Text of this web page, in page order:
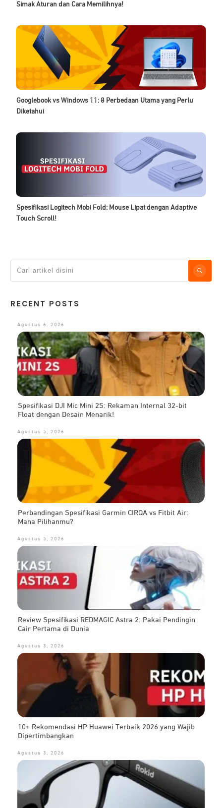
Simak Aturan dan Cara Memilihnya!
Googlebook vs Windows 11: 8 Perbedaan Utama yang Perlu
Diketahui
Spesifikasi Logitech Mobi Fold: Mouse Lipat dengan Adaptive
Touch Scroll!
RECENT POSTS
Agustus 6, 2026
Spesifikasi DJI Mic Mini 2S: Rekaman Internal 32-bit
Float dengan Desain Menarik!
Agustus 5, 2026
Perbandingan Spesifikasi Garmin CIRQA vs Fitbit Air:
Mana Pilihanmu?
Agustus 5, 2026
Review Spesifikasi REDMAGIC Astra 2: Pakai Pendingin
Cair Pertama di Dunia
Agustus 3, 2026
10+ Rekomendasi HP Huawei Terbaik 2026 yang Wajib
Dipertimbangkan
Agustus 3, 2026